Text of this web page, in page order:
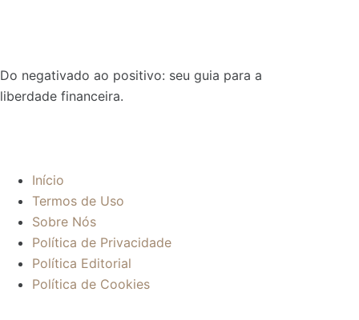
Do negativado ao positivo: seu guia para a
liberdade financeira.
Início
Termos de Uso
Sobre Nós
Política de Privacidade
Política Editorial
Política de Cookies